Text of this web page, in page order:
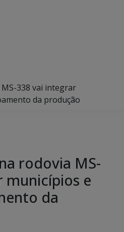
338 vai integrar
da produção
rodovia MS-
municípios e
da